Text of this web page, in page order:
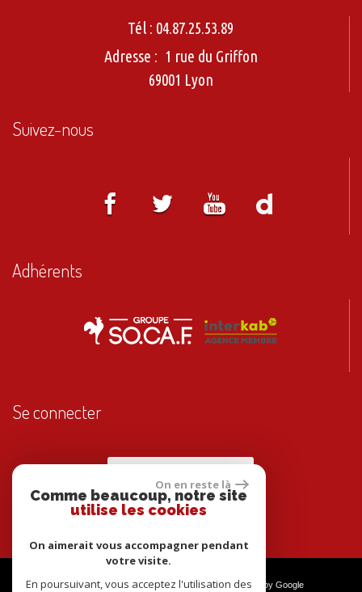
Tél : 04.87.25.53.89
Adresse : 1 rue du Griffon
69001 Lyon
Suivez-nous
Adhérents
Se connecter
Espace propriétaires
© 2026 | Tous droits réservés | Traduction powered by Google
On en reste là
Comme beaucoup, notre site
utilise les cookies
On aimerait vous accompagner pendant
votre visite.
En poursuivant, vous acceptez l'utilisation des